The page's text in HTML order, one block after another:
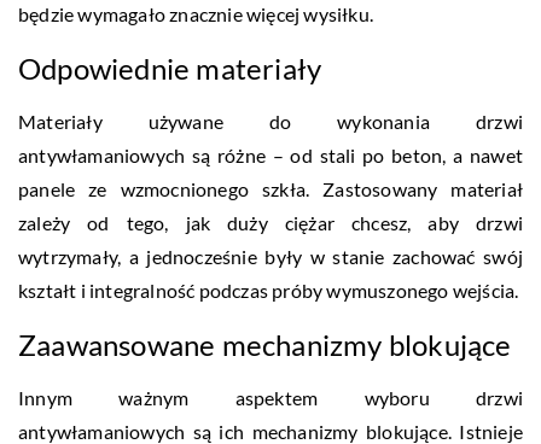
będzie wymagało znacznie więcej wysiłku.
Odpowiednie materiały
Materiały używane do wykonania drzwi
antywłamaniowych są różne – od stali po beton, a nawet
panele ze wzmocnionego szkła. Zastosowany materiał
zależy od tego, jak duży ciężar chcesz, aby drzwi
wytrzymały, a jednocześnie były w stanie zachować swój
kształt i integralność podczas próby wymuszonego wejścia.
Zaawansowane mechanizmy blokujące
Innym ważnym aspektem wyboru drzwi
antywłamaniowych są ich mechanizmy blokujące. Istnieje